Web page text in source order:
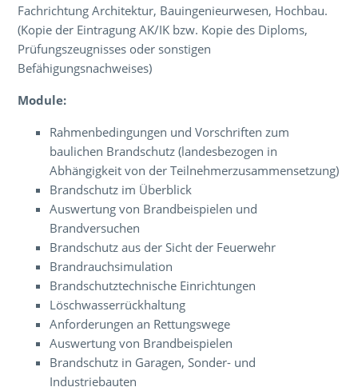
Fachrichtung Architektur, Bauingenieurwesen, Hochbau.
(Kopie der Eintragung AK/IK bzw. Kopie des Diploms,
Prüfungszeugnisses oder sonstigen
Befähigungsnachweises)
Module:
Rahmenbedingungen und Vorschriften zum
baulichen Brandschutz (landesbezogen in
Abhängigkeit von der Teilnehmerzusammensetzung)
Brandschutz im Überblick
Auswertung von Brandbeispielen und
Brandversuchen
Brandschutz aus der Sicht der Feuerwehr
Brandrauchsimulation
Brandschutztechnische Einrichtungen
Löschwasserrückhaltung
Anforderungen an Rettungswege
Auswertung von Brandbeispielen
Brandschutz in Garagen, Sonder- und
Industriebauten